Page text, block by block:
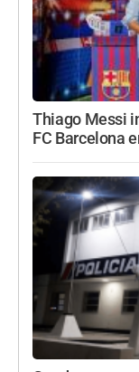
Thiago Messi
FC Barcelona